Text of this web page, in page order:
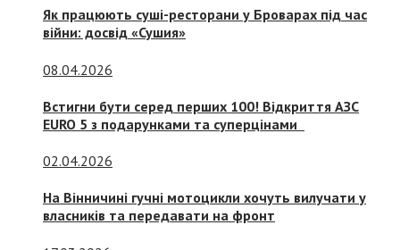
Як працюють суші-ресторани у Броварах під час
війни: досвід «Сушия»
08.04.2026
Встигни бути серед перших 100! Відкриття АЗС
EURO 5 з подарунками та суперцінами
02.04.2026
На Вінничині гучні мотоцикли хочуть вилучати у
власників та передавати на фронт